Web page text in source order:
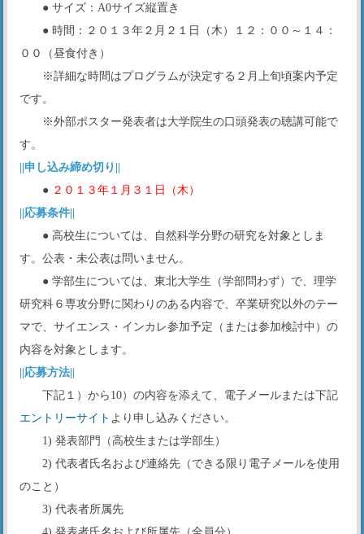
● サイズ：A0サイズ縦置き
● 時間：２０１３年２月２１日（木）１２：００～１４：
００（昼食付き）
※詳細な時間はプログラムが決定する２月上旬頃案内予定
です。
※外部ポスター発表者は大学院生の口頭発表の聴講可能で
す。
||申し込み締め切り||
● ２０１３年１月３１日（木）
||応募条件||
● 高校生については、自然科学分野の研究を対象としま
す。公表・未公表は問いません。
● 学部生については、東北大学生（学部問わず）で、理学
研究科６専攻分野に関わりのある内容で、卒業研究以外のテー
マで、サイエンス・インカレ参加予定（または参加検討中）の
内容を対象とします。
||応募方法||
下記１）から10）の内容を添えて、電子メールまたは下記
エントリーサイト より申し込みください。
1) 発表部門（高校生または学部生）
2) 代表者氏名および連絡先（できる限り電子メールを使用
のこと）
3) 代表者所属先